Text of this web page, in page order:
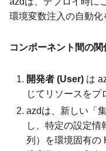
環境変数注入の自動化
コンポーネント間の関
開発者 (User) は
じてリソースをプ
azdは、新しい「
し、特定の設定情
列）を環境固有の